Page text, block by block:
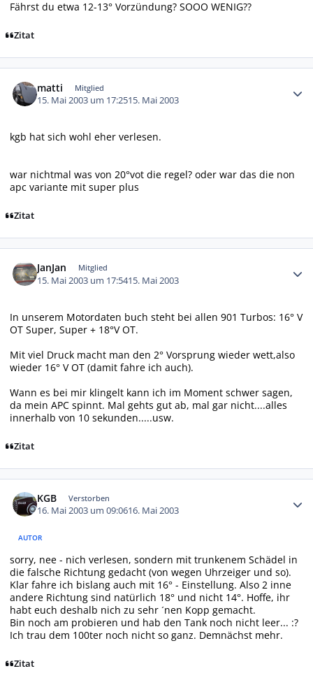
Fährst du etwa 12-13° Vorzündung? SOOO WENIG??
Zitat
matti Mitglied
15. Mai 2003 um 17:2515. Mai 2003
kgb hat sich wohl eher verlesen.
war nichtmal was von 20°vot die regel? oder war das die non
apc variante mit super plus
Zitat
JanJan Mitglied
15. Mai 2003 um 17:5415. Mai 2003
In unserem Motordaten buch steht bei allen 901 Turbos: 16° V
OT Super, Super + 18°V OT.
Mit viel Druck macht man den 2° Vorsprung wieder wett,also
wieder 16° V OT (damit fahre ich auch).
Wann es bei mir klingelt kann ich im Moment schwer sagen,
da mein APC spinnt. Mal gehts gut ab, mal gar nicht....alles
innerhalb von 10 sekunden.....usw.
Zitat
KGB Verstorben
16. Mai 2003 um 09:0616. Mai 2003
AUTOR
sorry, nee - nich verlesen, sondern mit trunkenem Schädel in
die falsche Richtung gedacht (von wegen Uhrzeiger und so).
Klar fahre ich bislang auch mit 16° - Einstellung. Also 2 inne
andere Richtung sind natürlich 18° und nicht 14°. Hoffe, ihr
habt euch deshalb nich zu sehr ´nen Kopp gemacht.
Bin noch am probieren und hab den Tank noch nicht leer... :?
Ich trau dem 100ter noch nicht so ganz. Demnächst mehr.
Zitat